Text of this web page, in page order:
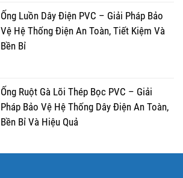
Ống Luồn Dây Điện PVC – Giải Pháp Bảo
Vệ Hệ Thống Điện An Toàn, Tiết Kiệm Và
Bền Bỉ
Ống Ruột Gà Lõi Thép Bọc PVC – Giải
Pháp Bảo Vệ Hệ Thống Dây Điện An Toàn,
Bền Bỉ Và Hiệu Quả